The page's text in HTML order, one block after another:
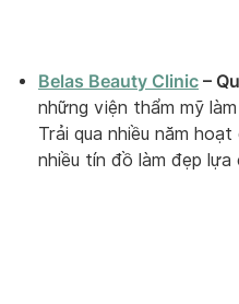
Belas Beauty Clinic –
những viện thẩm mỹ
Trải qua nhiều năm
nhiều tín đồ làm đẹp lựa